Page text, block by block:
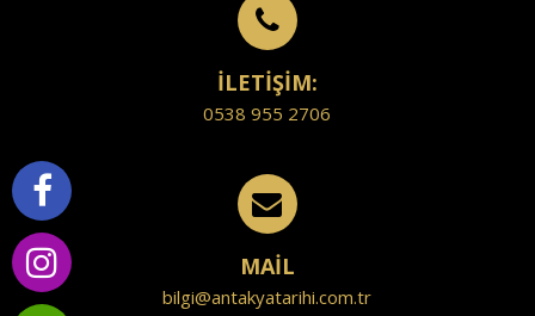
İLETİŞİM:
0538 955 2706
MAİL
bilgi@antakyatarihi.com.tr